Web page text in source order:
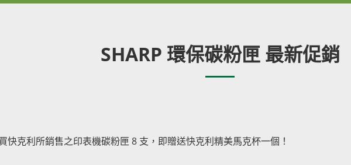
SHARP 環保碳粉匣 最新促銷
快克利所銷售之印表機碳粉匣 8 支，即贈送快克利精美馬克杯一個！